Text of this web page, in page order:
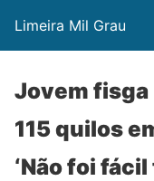
Limeira Mil Grau
Jovem fisga
115 quilos
‘Não foi fácil